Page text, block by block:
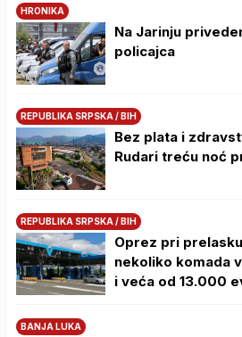
HRONIKA
Na Јarinju
policajca
REPUBLIKA SRPSKA / BIH
Bez plata i
Rudari treću noć
REPUBLIKA SRPSKA / BIH
Oprez pri
nekoliko komada
i veća od 13.000
BANJA LUKA